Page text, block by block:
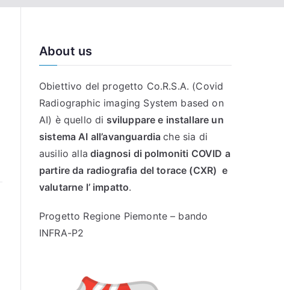
About us
Obiettivo del progetto Co.R.S.A. (Covid
Radiographic imaging System based on
AI) è quello di sviluppare e installare un
sistema AI all’avanguardiache sia di
ausilio alla diagnosi di polmoniti COVID a
partire da radiografia del torace (CXR) e
valutarne l’ impatto.
Progetto Regione Piemonte – bando
INFRA-P2